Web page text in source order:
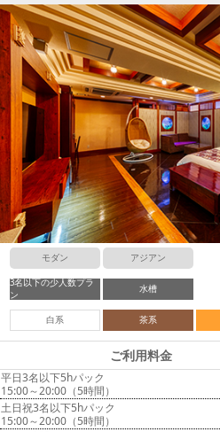
モダン アジアン
3名以下の少人数プラ
ン
水槽
白系 茶系
ご利用料金
平日3名以下5hパック
15:00～20:00（5時間）
土日祝3名以下5hパック
15:00～20:00（5時間）